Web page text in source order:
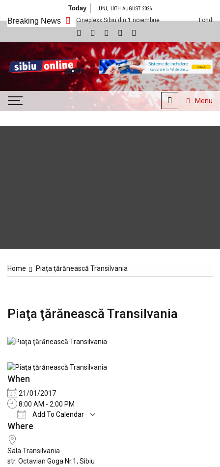
Today LUNI, 10TH AUGUST 2026
Breaking News
vedem la Cineplexx Sibiu din 1 noiembrie Fondul Științescu
SibiuOnline.com
… locatii si evenimente din
Sibiu!!!
Menu
Home Piaţa ţărănească Transilvania
Piaţa ţărănească Transilvania
When
21/01/2017
8:00 AM - 2:00 PM
Add To Calendar
Download ICS
Where
Sala Transilvania
str. Octavian Goga Nr.1, Sibiu